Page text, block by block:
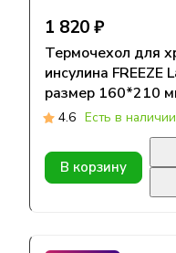
1 820 ₽
Термочехол для
инсулина
размер 160*210
4.6 Есть в наличии
В корзину